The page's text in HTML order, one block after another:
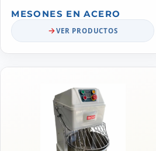
MESONES EN ACERO
VER PRODUCTOS